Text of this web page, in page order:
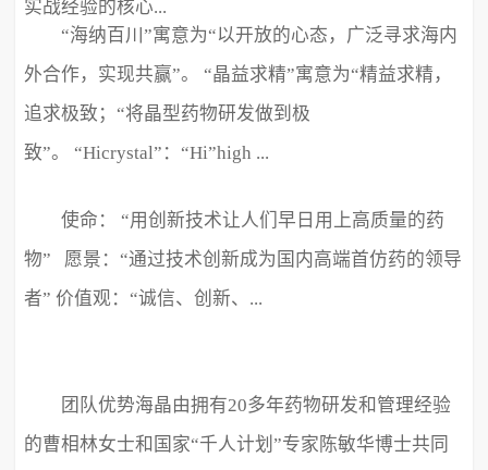
实战经验的核心...
“海纳百川”寓意为“以开放的心态，广泛寻求海内
外合作，实现共赢”。 “晶益求精”寓意为“精益求精，
追求极致；“将晶型药物研发做到极
致”。 “Hicrystal”：“Hi”high ...
使命： “用创新技术让人们早日用上高质量的药
物” 愿景：“通过技术创新成为国内高端首仿药的领导
者” 价值观：“诚信、创新、...
极致、超越” ...
团队优势海晶由拥有20多年药物研发和管理经验
的曹相林女士和国家“千人计划”专家陈敏华博士共同